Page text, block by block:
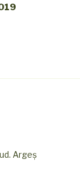
Argeș